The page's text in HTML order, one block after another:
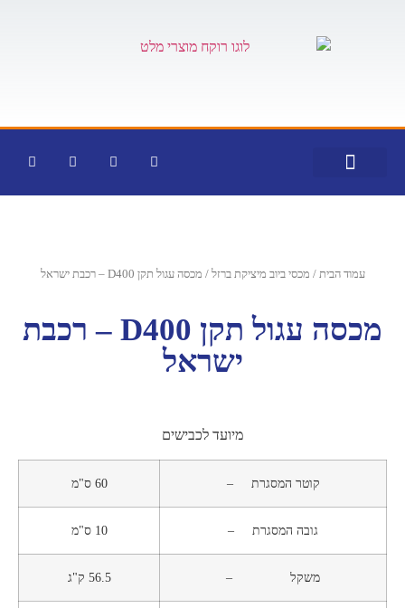
עמוד הבית / מכסי ביוב מיציקת ברזל / מכסה עגול תקן D400 – רכבת ישראל
מכסה עגול תקן D400 – רכבת
ישראל
מיועד לכבישים
קוטר המסגרת – 60 ס"מ
גובה המסגרת – 10 ס"מ
משקל – 56.5 ק"ג